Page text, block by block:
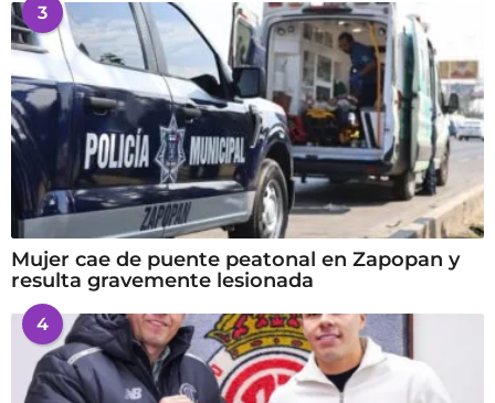
3
Mujer cae de puente peatonal en Zapopan y
resulta gravemente lesionada
4